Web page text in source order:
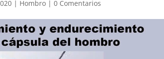
| Hombro |0 Comentarios